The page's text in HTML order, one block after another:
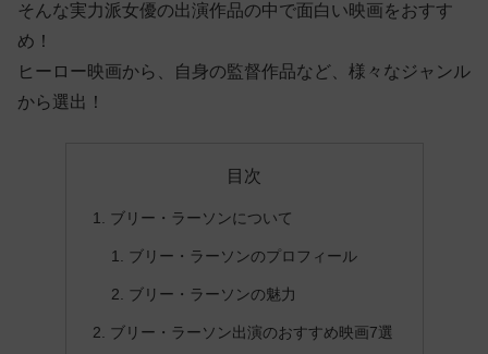
そんな実力派女優の出演作品の中で面白い映画をおすす
め！
ヒーロー映画から、自身の監督作品など、様々なジャンル
から選出！
目次
ブリー・ラーソンについて
ブリー・ラーソンのプロフィール
ブリー・ラーソンの魅力
ブリー・ラーソン出演のおすすめ映画7選